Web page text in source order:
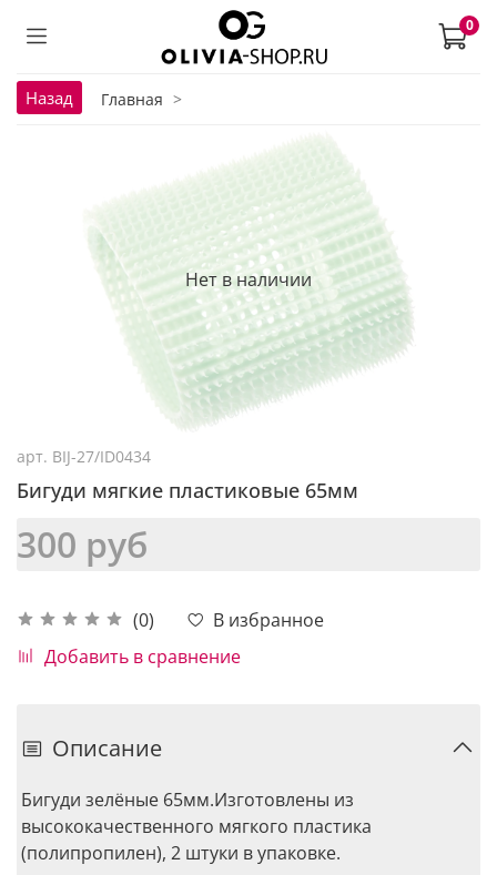
0
Назад Главная
Нет в наличии
арт. BIJ-27/ID0434
Бигуди мягкие пластиковые 65мм
(0)
В избранное
Добавить в сравнение
300 руб
Описание
Бигуди зелёные 65мм.Изготовлены из
высококачественного мягкого пластика
(полипропилен), 2 штуки в упаковке.